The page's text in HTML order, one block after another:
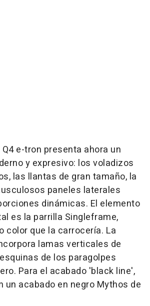
e-tron presenta ahora un
y expresivo: los voladizos
las llantas de gran tamaño, la
paneles laterales
dinámicas. El elemento
es la parrilla Singleframe,
color que la carrocería. La
lamas verticales de
de los paragolpes
Para el acabado 'black line',
un acabado en negro Mythos de